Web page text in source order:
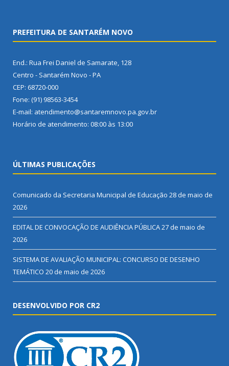
PREFEITURA DE SANTARÉM NOVO
End.: Rua Frei Daniel de Samarate, 128
Centro - Santarém Novo - PA
CEP: 68720-000
Fone: (91) 98563-3454
E-mail: atendimento@santaremnovo.pa.gov.br
Horário de atendimento: 08:00 às 13:00
ÚLTIMAS PUBLICAÇÕES
Comunicado da Secretaria Municipal de Educação 28 de maio de
2026
EDITAL DE CONVOCAÇÃO DE AUDIÊNCIA PÚBLICA27 de maio de
2026
SISTEMA DE AVALIAÇÃO MUNICIPAL: CONCURSO DE DESENHO
TEMÁTICO 20 de maio de 2026
DESENVOLVIDO POR CR2